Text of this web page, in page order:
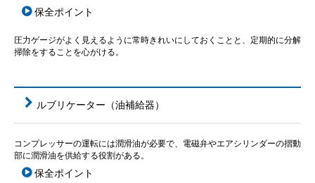
保全ポイント
圧力ゲージがよく見えるように常時きれいにしておくことと、定期的に分解
掃除をすることを心がける。
ルブリケーター（油補給器）
コンプレッサーの運転には潤滑油が必要で、電磁弁やエアシリンダーの摺動
部に潤滑油を供給する役割がある。
保全ポイント